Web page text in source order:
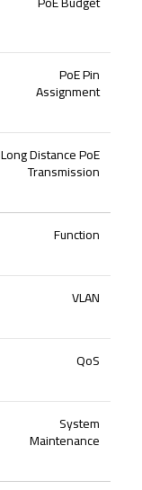
PoE Pin
Assignment
Long Distance PoE
Transmission
Function
VLAN
QoS
System
Maintenance